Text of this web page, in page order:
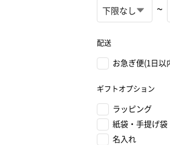
~
配送
お急ぎ便(1日以
ギフトオプション
ラッピング
紙袋・手提げ袋
名入れ